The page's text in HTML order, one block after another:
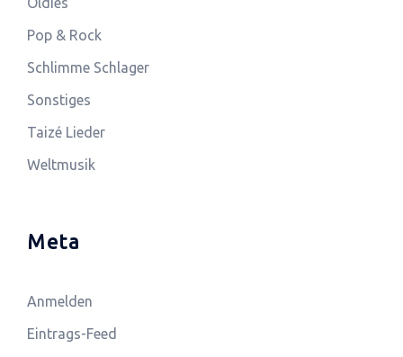
Pop & Rock
Schlimme Schlager
Sonstiges
Taizé Lieder
Weltmusik
Meta
Anmelden
Eintrags-Feed